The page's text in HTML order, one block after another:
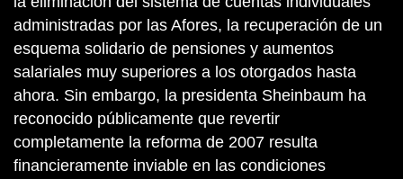
administradas por las Afores, la recuperación de un
esquema solidario de pensiones y aumentos
salariales muy superiores a los otorgados hasta
ahora. Sin embargo, la presidenta Sheinbaum ha
reconocido públicamente que revertir
completamente la reforma de 2007 resulta
financieramente inviable en las condiciones